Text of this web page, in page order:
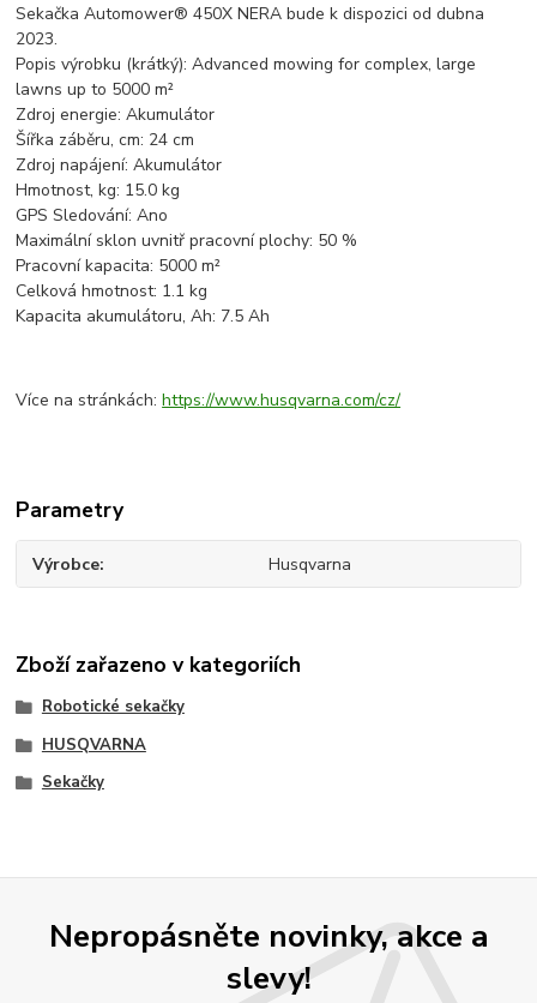
Sekačka Automower® 450X NERA bude k dispozici od dubna
2023.
Popis výrobku (krátký): Advanced mowing for complex, large
lawns up to 5000 m²
Zdroj energie: Akumulátor
Šířka záběru, cm: 24 cm
Zdroj napájení: Akumulátor
Hmotnost, kg: 15.0 kg
GPS Sledování: Ano
Maximální sklon uvnitř pracovní plochy: 50 %
Pracovní kapacita: 5000 m²
Celková hmotnost: 1.1 kg
Kapacita akumulátoru, Ah: 7.5 Ah
Více na stránkách:https://www.husqvarna.com/cz/
Parametry
Výrobce Husqvarna
Zboží zařazeno v kategoriích
Robotické sekačky
HUSQVARNA
Sekačky
Nepropásněte novinky, akce a
slevy!